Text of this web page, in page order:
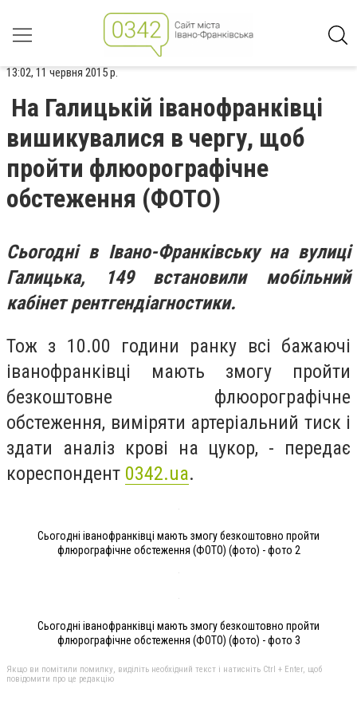
13:02, 11 червня 2015 р.
На Галицькій іванофранківці
вишикувалися в чергу, щоб
пройти флюорографічне
обстеження (ФОТО)
Сьогодні в Івано-Франківську на вулиці
Галицька, 149 встановили мобільний
кабінет рентгендіагностики.
Тож з 10.00 години ранку всі бажаючі
іванофранківці мають змогу пройти
безкоштовне флюорографічне
обстеження, виміряти артеріальний тиск і
здати аналіз крові на цукор, - передає
кореспондент 0342.ua.
Сьогодні іванофранківці мають змогу безкоштовно пройти
флюрографічне обстеження (ФОТО) (фото) - фото 2
Сьогодні іванофранківці мають змогу безкоштовно пройти
флюрографічне обстеження (ФОТО) (фото) - фото 3
Якщо ви помітили помилку, виділіть необхідний текст і натисніть Ctrl + Enter, щоб
повідомити про це редакцію